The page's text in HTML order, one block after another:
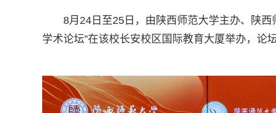
8月24日至25日，由陕西师范大学主办、陕
学术论坛”在该校长安校区国际教育大厦举办，论